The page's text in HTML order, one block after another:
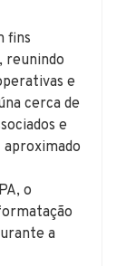
fins
reunindo
e
cerca de
e
o
a